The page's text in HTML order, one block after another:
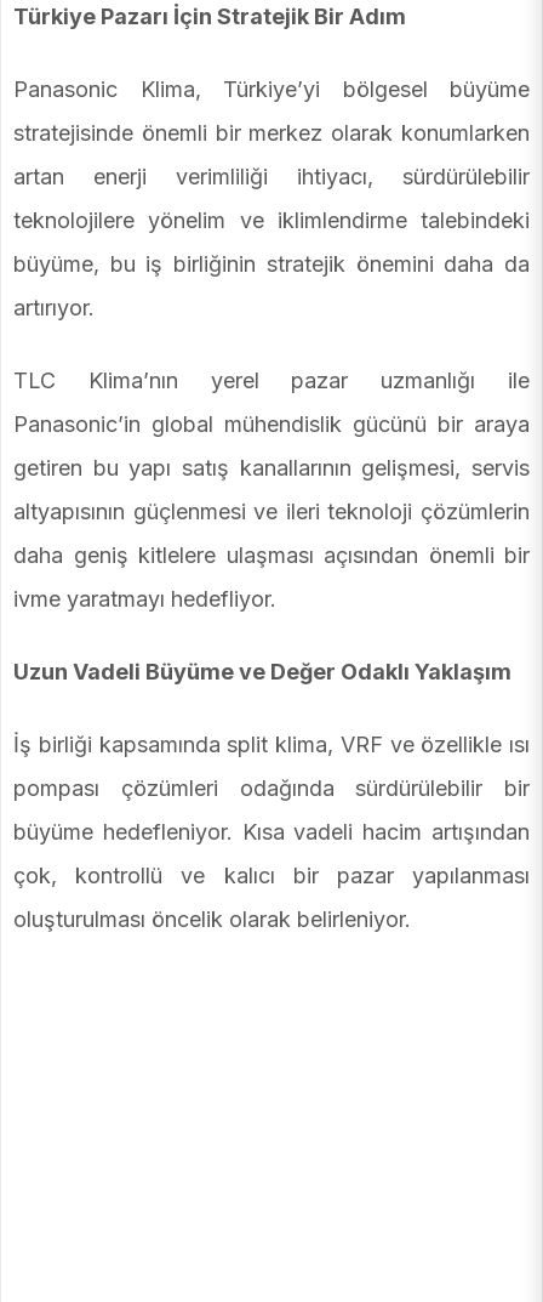
Türkiye Pazarı İçin Stratejik Bir Adım
Panasonic Klima, Türkiye’yi bölgesel büyüme
stratejisinde önemli bir merkez olarak konumlarken
artan enerji verimliliği ihtiyacı, sürdürülebilir
teknolojilere yönelim ve iklimlendirme talebindeki
büyüme, bu iş birliğinin stratejik önemini daha da
artırıyor.
TLC Klima’nın yerel pazar uzmanlığı ile
Panasonic’in global mühendislik gücünü bir araya
getiren bu yapı satış kanallarının gelişmesi, servis
altyapısının güçlenmesi ve ileri teknoloji çözümlerin
daha geniş kitlelere ulaşması açısından önemli bir
ivme yaratmayı hedefliyor.
Uzun Vadeli Büyüme ve Değer Odaklı Yaklaşım
İş birliği kapsamında split klima, VRF ve özellikle ısı
pompası çözümleri odağında sürdürülebilir bir
büyüme hedefleniyor. Kısa vadeli hacim artışından
çok, kontrollü ve kalıcı bir pazar yapılanması
oluşturulması öncelik olarak belirleniyor.